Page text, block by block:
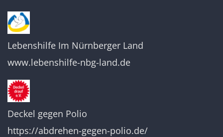
Lebenshilfe Im Nürnberger Land
www.lebenshilfe-nbg-land.de
Deckel gegen Polio
https://abdrehen-gegen-polio.de/